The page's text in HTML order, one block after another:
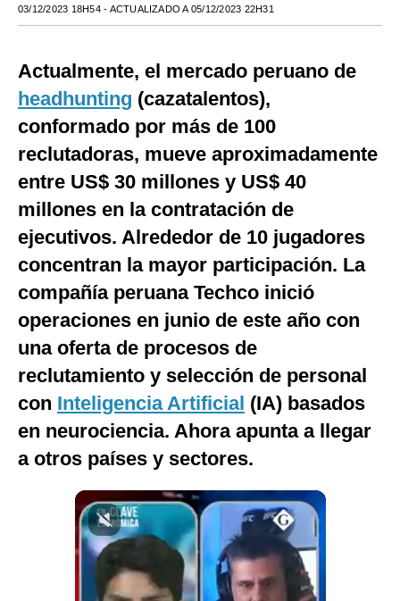
Estilos
EEUU
España
Internacional
Club del Suscriptor
Mix
G de Gestión
Notas Contratadas
Podcast
Gestión TV
Fotogalerías
03/12/2023 18H54- ACTUALIZADO A 05/12/2023 22H31
Actualmente, el mercado peruano de
headhunting (cazatalentos),
conformado por más de 100
reclutadoras, mueve aproximadamente
entre US$ 30 millones y US$ 40
millones en la contratación de
ejecutivos. Alrededor de 10 jugadores
concentran la mayor participación. La
compañía peruana Techco inició
operaciones en junio de este año con
una oferta de procesos de
reclutamiento y selección de personal
con Inteligencia Artificial (IA) basados
en neurociencia. Ahora apunta a llegar
a otros países y sectores.